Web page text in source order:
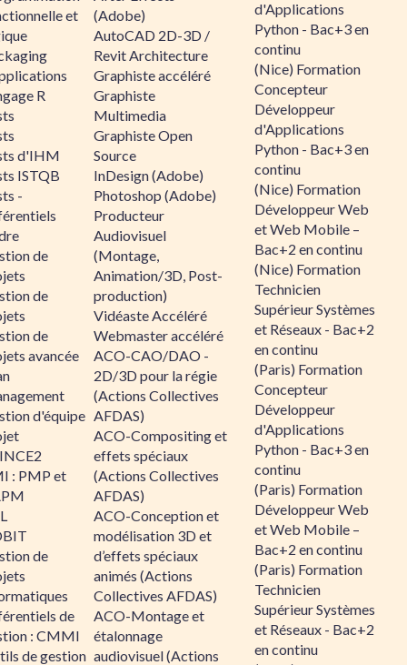
et
R
d'IHM
ISTQB
-
de
de
de
avancée
d'équipe
: PMP et
de
de
: CMMI
de gestion
(Adobe)
AutoCAD 2D-3D /
Revit Architecture
Graphiste accéléré
Graphiste
Multimedia
Graphiste Open
Source
InDesign (Adobe)
Photoshop (Adobe)
Producteur
Audiovisuel
(Montage,
Animation/3D, Post-
production)
Vidéaste Accéléré
Webmaster accéléré
ACO-CAO/DAO -
2D/3D pour la régie
(Actions Collectives
AFDAS)
ACO-Compositing et
effets spéciaux
(Actions Collectives
AFDAS)
ACO-Conception et
modélisation 3D et
d’effets spéciaux
animés (Actions
Collectives AFDAS)
ACO-Montage et
étalonnage
audiovisuel (Actions
d'Applications
Python - Bac+3 en
continu
(Nice) Formation
Concepteur
Développeur
d'Applications
Python - Bac+3 en
continu
(Nice) Formation
Développeur Web
et Web Mobile –
Bac+2 en continu
(Nice) Formation
Technicien
Supérieur Systèmes
et Réseaux - Bac+2
en continu
(Paris) Formation
Concepteur
Développeur
d'Applications
Python - Bac+3 en
continu
(Paris) Formation
Développeur Web
et Web Mobile –
Bac+2 en continu
(Paris) Formation
Technicien
Supérieur Systèmes
et Réseaux - Bac+2
en continu